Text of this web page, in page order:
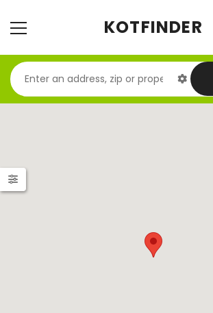
KOTFINDER